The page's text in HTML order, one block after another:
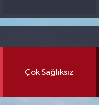
Çok Sağlıksız